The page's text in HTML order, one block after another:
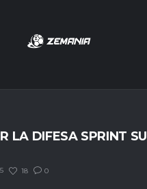
LA DIFESA SPRINT SU
5 18 0